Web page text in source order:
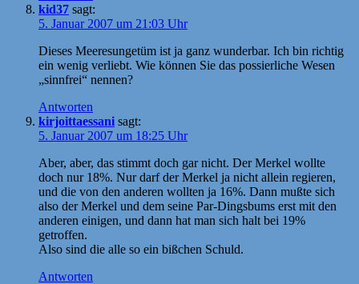
kid37 sagt:
5. Januar 2007 um 21:03 Uhr
Dieses Meeresungetüm ist ja ganz wunderbar. Ich bin richtig
ein wenig verliebt. Wie können Sie das possierliche Wesen
„sinnfrei“ nennen?
Antworten
kirjoittaessani sagt:
5. Januar 2007 um 18:25 Uhr
Aber, aber, das stimmt doch gar nicht. Der Merkel wollte
doch nur 18%. Nur darf der Merkel ja nicht allein regieren,
und die von den anderen wollten ja 16%. Dann mußte sich
also der Merkel und dem seine Par-Dingsbums erst mit den
anderen einigen, und dann hat man sich halt bei 19%
getroffen.
Also sind die alle so ein bißchen Schuld.
Antworten